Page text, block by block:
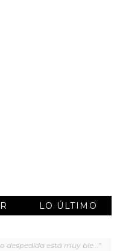
LO ÚLTIMO
despedida está muy bie..."